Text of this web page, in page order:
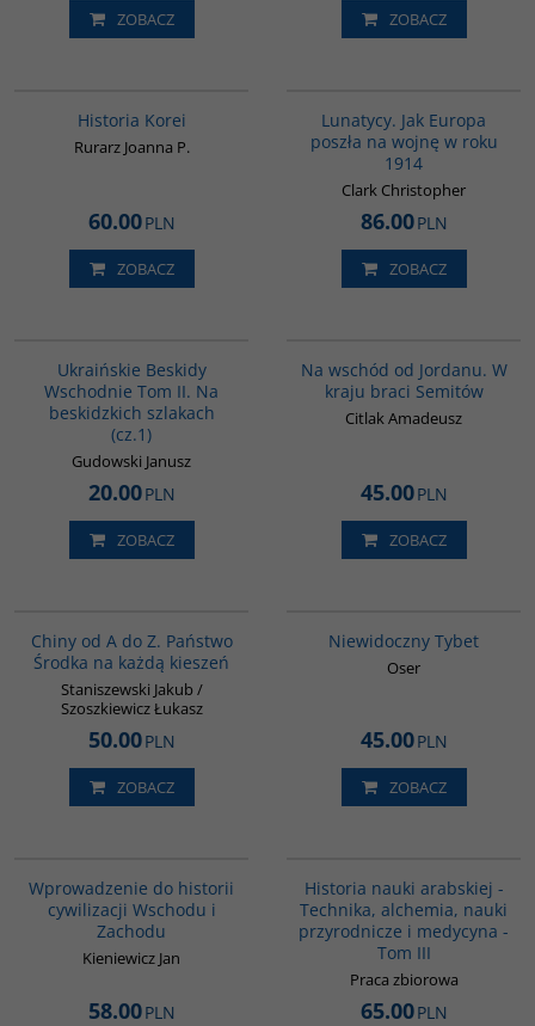
ZOBACZ ZOBACZ
Historia Korei
Rurarz Joanna P.
60.00PLN
ZOBACZ
Lunatycy. Jak Europa
poszła na wojnę w roku
1914
Clark Christopher
86.00PLN
ZOBACZ
Ukraińskie Beskidy
Wschodnie Tom II. Na
beskidzkich szlakach
(cz.1)
Gudowski Janusz
20.00PLN
ZOBACZ
Na wschód od Jordanu. W
kraju braci Semitów
Citlak Amadeusz
45.00PLN
ZOBACZ
Chiny od A do Z. Państwo
Środka na każdą kieszeń
Staniszewski Jakub /
Szoszkiewicz Łukasz
50.00PLN
ZOBACZ
Niewidoczny Tybet
Oser
45.00PLN
ZOBACZ
Wprowadzenie do historii
cywilizacji Wschodu i
Zachodu
Kieniewicz Jan
58.00PLN
Historia nauki arabskiej -
Technika, alchemia, nauki
przyrodnicze i medycyna -
Tom III
Praca zbiorowa
65.00PLN